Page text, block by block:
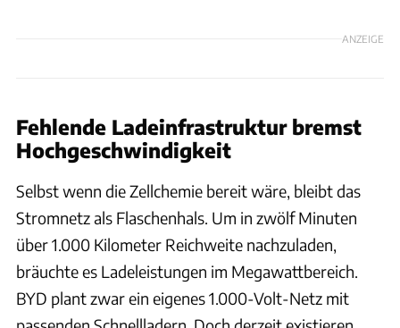
ANZEIGE
Fehlende Ladeinfrastruktur bremst
Hochgeschwindigkeit
Selbst wenn die Zellchemie bereit wäre, bleibt das
Stromnetz als Flaschenhals. Um in zwölf Minuten
über 1.000 Kilometer Reichweite nachzuladen,
bräuchte es Ladeleistungen im Megawattbereich.
BYD plant zwar ein eigenes 1.000-Volt-Netz mit